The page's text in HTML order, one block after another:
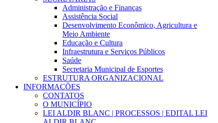
Administração e Finanças
Assistência Social
Desenvolvimento Econômico, Agricultura e
Meio Ambiente
Educação e Cultura
Infraestrutura e Serviços Públicos
Saúde
Secretaria Municipal de Esportes
ESTRUTURA ORGANIZACIONAL
INFORMAÇÕES
CONTATOS
O MUNICÍPIO
LEI ALDIR BLANC | PROCESSOS | EDITAL LEI